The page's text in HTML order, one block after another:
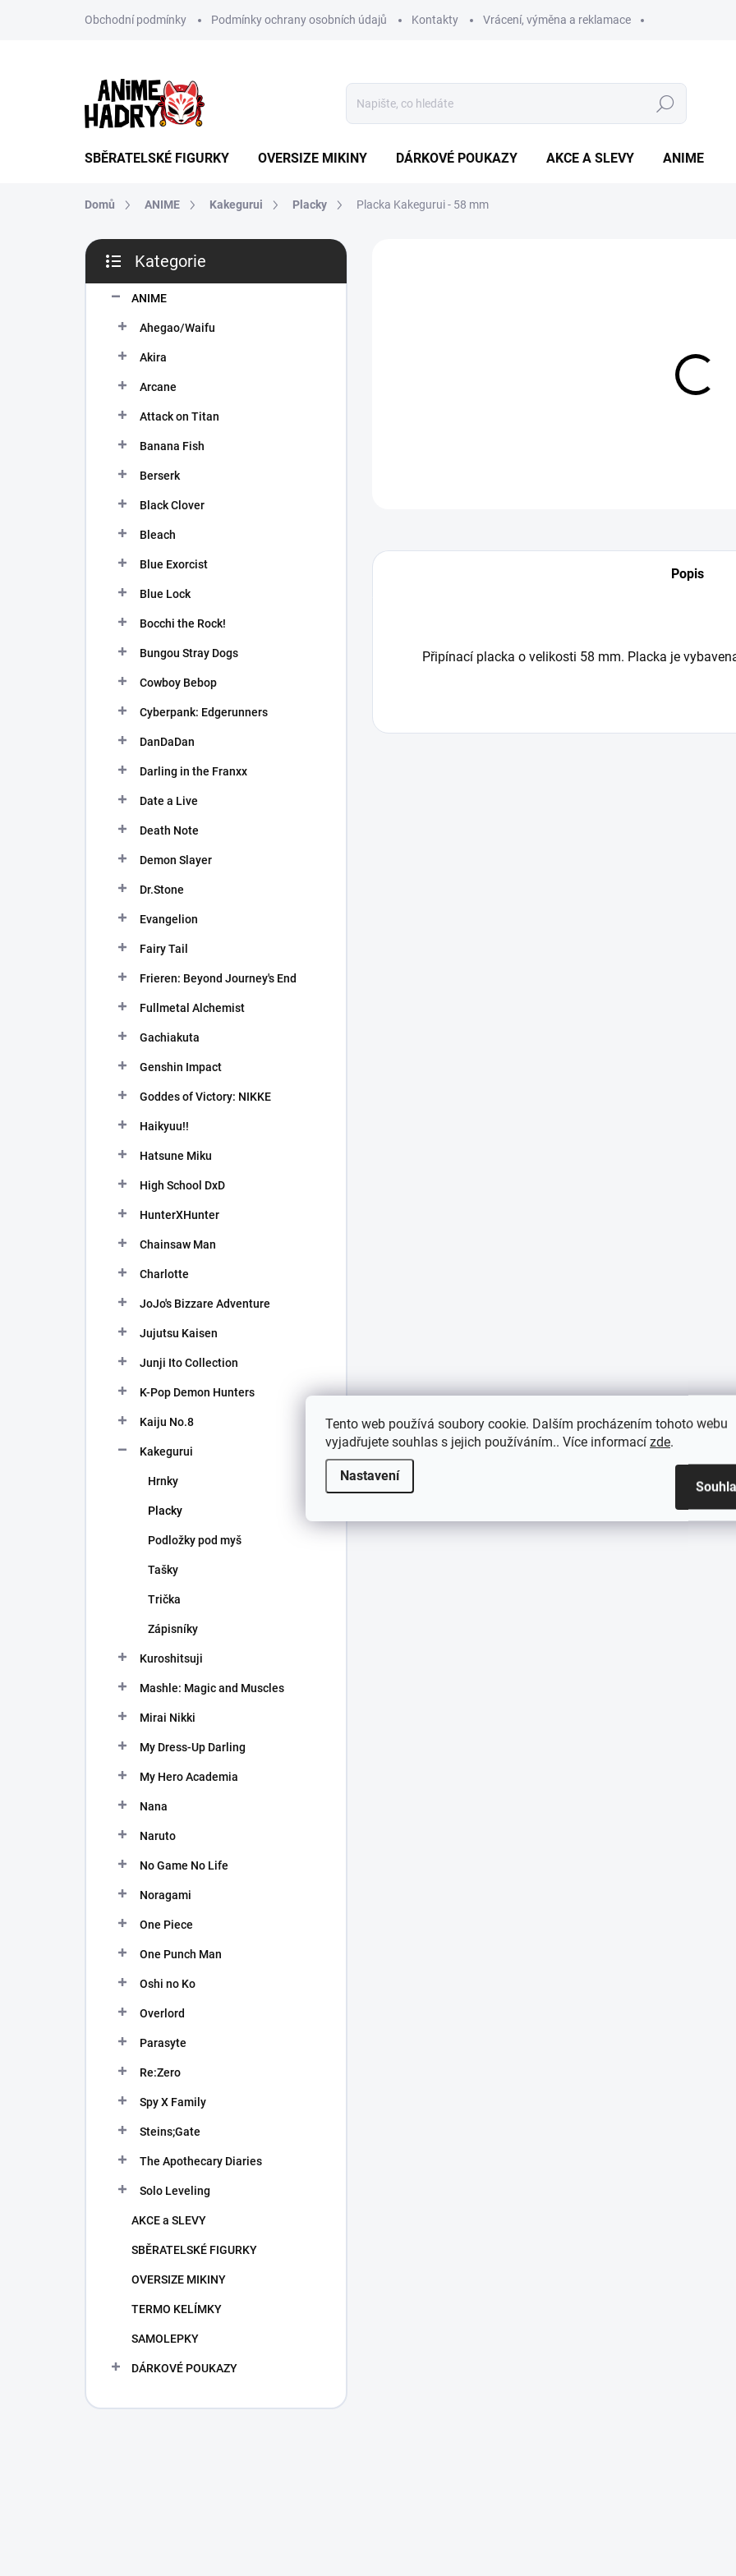
Tento web používá soubory cookie. Dalším procházením tohoto webu
vyjadřujete souhlas s jejich používáním.. Více informací zde.
Nastavení
Obchodní podmínky Podmínky ochrany osobních údajů Kontakty Vrácení, výměna a reklamace
Hledat
SBĚRATELSKÉ FIGURKY OVERSIZE MIKINY DÁRKOVÉ POUKAZY AKCE A SLEVY ANIME
Domů ANIME Kakegurui Placky Placka Kakegurui - 58 mm
P
s
kategorie
Kategorie
ANIME
Ahegao/Waifu
Akira
Arcane
Attack on Titan
Banana Fish
Berserk
Black Clover
Bleach
Blue Exorcist
Blue Lock
Bocchi the Rock!
Bungou Stray Dogs
Cowboy Bebop
Cyberpank: Edgerunners
DanDaDan
Darling in the Franxx
Date a Live
Death Note
Demon Slayer
Dr.Stone
Evangelion
Fairy Tail
Frieren: Beyond Journey's End
Fullmetal Alchemist
Gachiakuta
Genshin Impact
Goddes of Victory: NIKKE
Haikyuu!!
Hatsune Miku
High School DxD
HunterXHunter
Chainsaw Man
Charlotte
JoJo's Bizzare Adventure
Jujutsu Kaisen
Junji Ito Collection
K-Pop Demon Hunters
Kaiju No.8
Kakegurui
Hrnky
Placky
Podložky pod myš
Tašky
Trička
Zápisníky
Kuroshitsuji
Mashle: Magic and Muscles
Mirai Nikki
My Dress-Up Darling
My Hero Academia
Nana
Naruto
No Game No Life
Noragami
One Piece
One Punch Man
Oshi no Ko
Overlord
Parasyte
Re:Zero
Spy X Family
Steins;Gate
The Apothecary Diaries
Solo Leveling
AKCE a SLEVY
SBĚRATELSKÉ FIGURKY
OVERSIZE MIKINY
TERMO KELÍMKY
SAMOLEPKY
DÁRKOVÉ POUKAZY
Popis
Připínací placka o velikosti 58 mm. Placka je